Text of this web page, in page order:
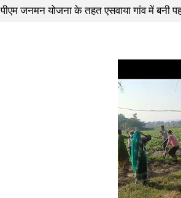
पीएम जनमन योजना के तहत एसवाया गांव में बनी